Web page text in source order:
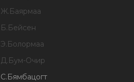
Ж.Баярмаа
Б.Бейсен
Э.Болормаа
Д.Бум-Очир
С.Бямбацогт